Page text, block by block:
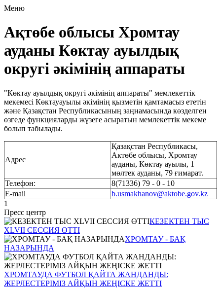
Меню
Ақтөбе облысы Хромтау
ауданы Көктау ауылдық
округі әкімінің аппараты
"Көктау ауылдық округі әкімінің аппараты" мемлекеттік
мекемесі Көктауауылы әкімінің қызметін қамтамасыз ететін
және Қазақстан Республикасының заңнамасында көзделген
өзгеде функцияларды жүзеге асыратын мемлекеттік мекеме
болып табылады.
Адрес
Қазақстан Республикасы,
Актөбе облысы, Хромтау
ауданы, Көктау ауылы, 1
мөлтек ауданы, 79 ғимарат.
Телефон:
8(71336) 79 - 0 - 10
E-mail
b.usmakhanov@aktobe.gov.kz
1
Пресс центр
КЕЗЕКТЕН ТЫС
XLVII СЕССИЯ ӨТТІ
ХРОМТАУ - БАҚ
НАЗАРЫНДА
ХРОМТАУДА ФУТБОЛ ҚАЙТА ЖАНДАНДЫ:
ЖЕРЛЕСТЕРІМІЗ АЙҚЫН ЖЕҢІСКЕ ЖЕТТІ